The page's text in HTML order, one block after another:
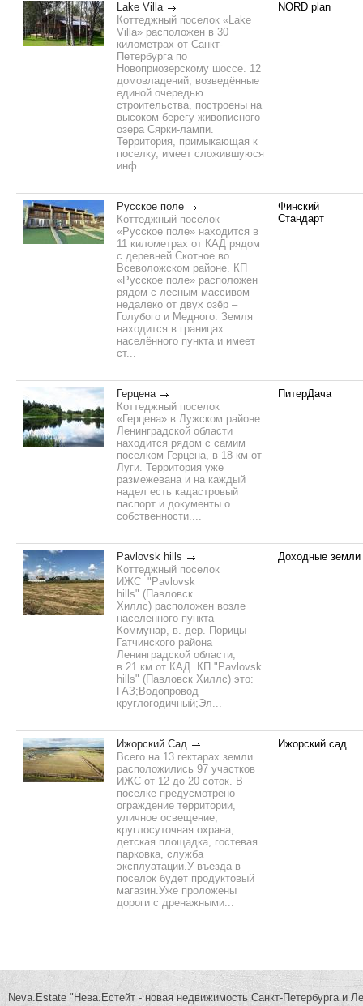
Lake Villa
Коттеджный поселок «Lake
Villa» расположен в 30
километрах от Санкт-
Петербурга по
Новоприозерскому шоссе. 12
домовладений, возведённые
единой очередью
строительства, построены на
высоком берегу живописного
озера Сярки-лампи.
Территория, примыкающая к
поселку, имеет сложившуюся
инф...
NORD plan
Русское поле
Коттеджный посёлок
«Русское поле» находится в
11 километрах от КАД рядом
с деревней Скотное во
Всеволожском районе. КП
«Русское поле» расположен
рядом с лесным массивом
недалеко от двух озёр –
Голубого и Медного. Земля
находится в границах
населённого пункта и имеет
ст...
Финский
Стандарт
Герцена
Коттеджный поселок
«Герцена» в Лужском районе
Ленинградской области
находится рядом с самим
поселком Герцена, в 18 км от
Луги. Территория уже
размежевана и на каждый
надел есть кадастровый
паспорт и документы о
собственности....
ПитерДача
Pavlovsk hills
Коттеджный поселок
ИЖС "Pavlovsk
hills" (Павловск
Хиллс) расположен возле
населенного пункта
Коммунар, в. дер. Порицы
Гатчинского района
Ленинградской области,
в 21 км от КАД. КП "Pavlovsk
hills" (Павловск Хиллс) это:
ГАЗ;Водопровод
круглогодичный;Эл...
Доходные земли
Ижорский Сад
Всего на 13 гектарах земли
расположились 97 участков
ИЖС от 12 до 20 соток. В
поселке предусмотрено
ограждение территории,
уличное освещение,
круглосуточная охрана,
детская площадка, гостевая
парковка, служба
эксплуатации.У въезда в
поселок будет продуктовый
магазин.Уже проложены
дороги с дренажными...
Ижорский сад
Neva.Estate "Нева.Естейт - новая недвижимость Санкт-Петербурга и